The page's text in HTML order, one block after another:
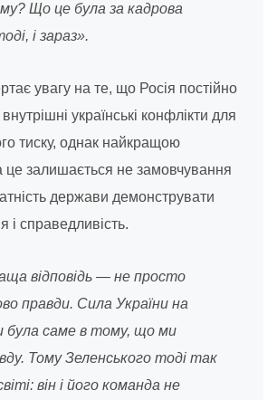
Що це була за кадрова
і зараз».
увагу на те, що Росія постійно
українські конфлікти для
тиску, однак найкращою
це залишається не замовчування
держави демонструвати
справедливість.
відповідь — не просто
правди. Сила України на
була саме в тому, що ми
Тому Зеленського тоді так
він і його команда не